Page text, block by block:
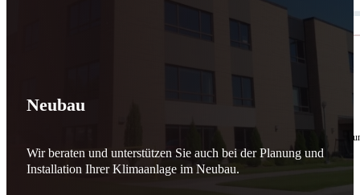
10. Februar 2026
für Sicherheit, Vertrauen
Effizient arbeiten. Ressourcen schonen. Zukunft sichern.
Nicht als Pflicht, sondern aus Überzeugung.
Neubau
Wir beraten und unterstützen Sie auch bei der Planung und
Installation Ihrer Klimaanlage im Neubau.